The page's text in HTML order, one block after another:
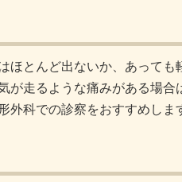
ほとんど出ないか、あっても
が走るような痛みがある場合
科での診察をおすすめしま